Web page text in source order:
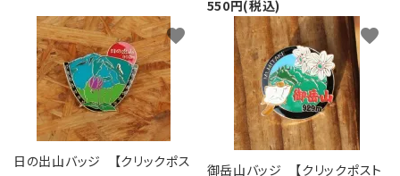
550円(税込)
日の出山バッジ 【クリックポス
favorite
御岳山バッジ 【クリックポスト
favorite